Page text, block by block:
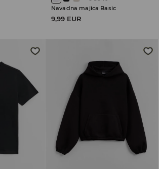
Navadna majica Basic
9,99 EUR